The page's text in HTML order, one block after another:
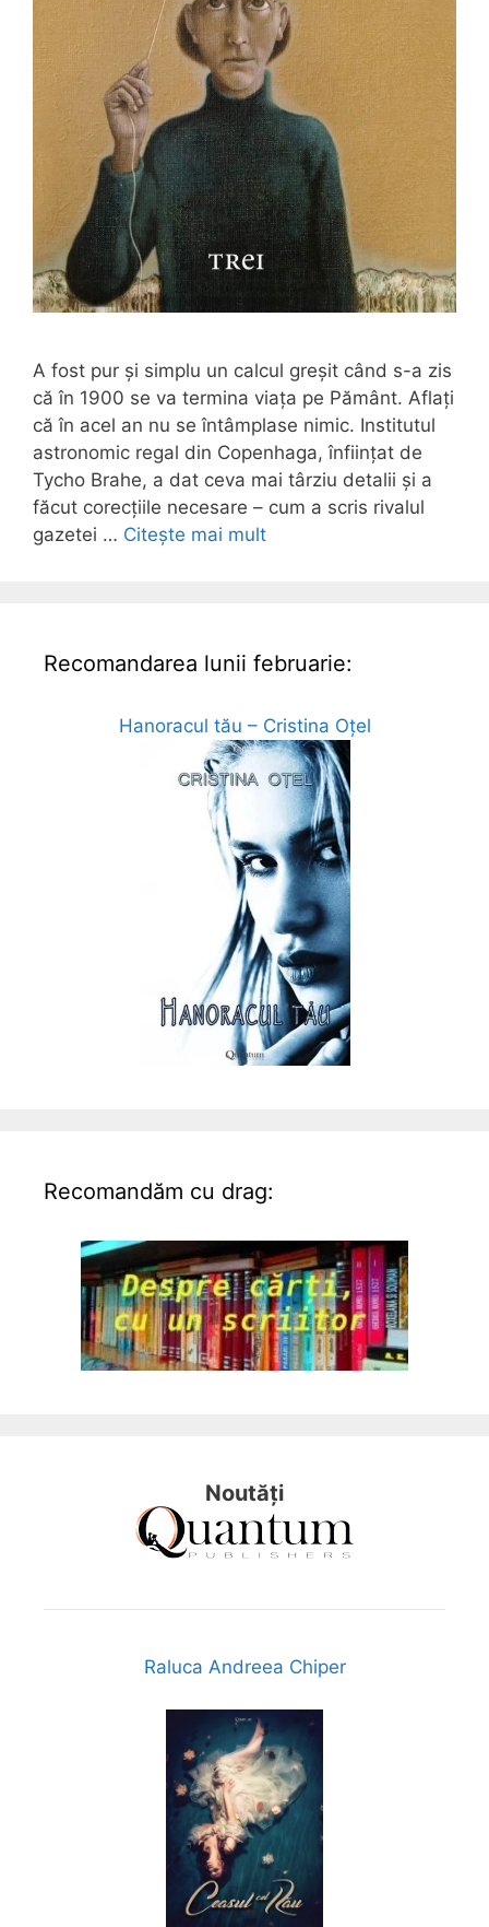
A fost pur și simplu un calcul greșit când s-a zis
că în 1900 se va termina viața pe Pământ. Aflați
că în acel an nu se întâmplase nimic. Institutul
astronomic regal din Copenhaga, înființat de
Tycho Brahe, a dat ceva mai târziu detalii și a
făcut corecțiile necesare – cum a scris rivalul
gazetei … Citește mai mult
Recomandarea lunii februarie:
Hanoracul tău – Cristina Oțel
Recomandăm cu drag:
Noutăți
Raluca Andreea Chiper